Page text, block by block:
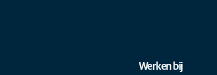
Werken bij